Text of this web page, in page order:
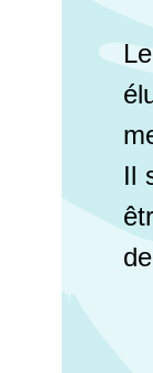
Il